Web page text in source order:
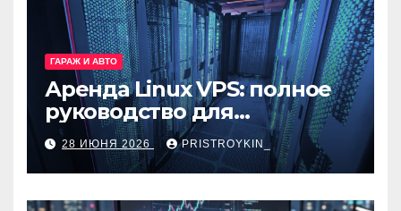
ГАРАЖ И АВТО
Аренда Linux VPS: полное
руководство для
разработчиков и
администраторов
28 ИЮНЯ 2026 PRISTROYKIN_